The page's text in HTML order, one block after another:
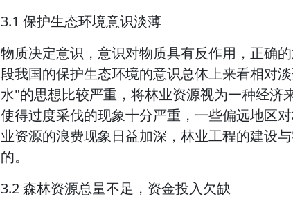
3.1 保护生态环境意识淡薄
物质决定意识，意识对物质具有反作用，正确
段我国的保护生态环境的意识总体上来看相对
水"的思想比较严重，将林业资源视为一种经济
使得过度采伐的现象十分严重，一些偏远地区
业资源的浪费现象日益加深，林业工程的建设
的。
3.2 森林资源总量不足，资金投入欠缺